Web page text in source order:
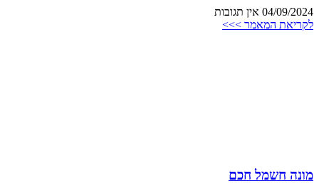
04/09/2024 אין תגובות
לקריאת המאמר >>>
מונה חשמל חכם